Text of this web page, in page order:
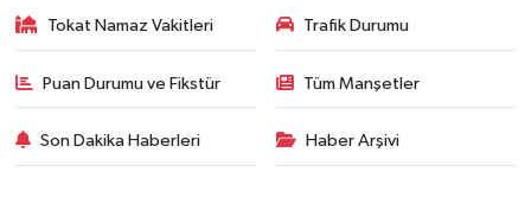
Tokat Namaz Vakitleri Trafik Durumu
Puan Durumu ve Fikstür Tüm Manşetler
Son Dakika Haberleri Haber Arşivi